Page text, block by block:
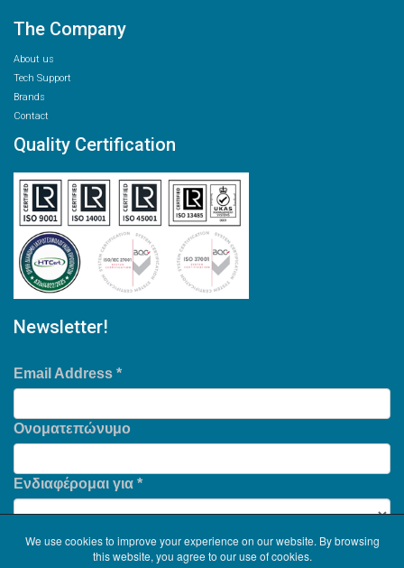
The Company
About us
Tech Support
Brands
Contact
Quality Certification
Newsletter!
Email Address *
Ονοματεπώνυμο
Ενδιαφέρομαι για *
We use cookies to improve your experience on our website. By browsing
this website, you agree to our use of cookies.